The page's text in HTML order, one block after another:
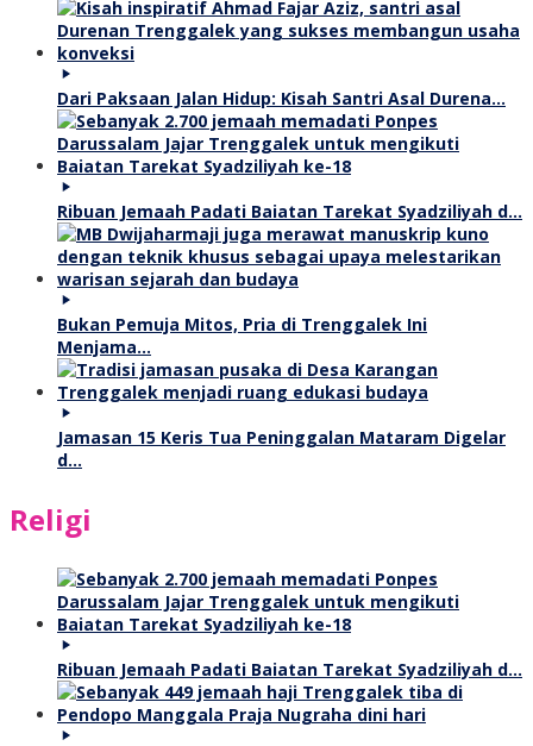
Dari Paksaan Jalan Hidup: Kisah Santri Asal Durena…
Ribuan Jemaah Padati Baiatan Tarekat Syadziliyah d…
Bukan Pemuja Mitos, Pria di Trenggalek Ini
Menjama…
Jamasan 15 Keris Tua Peninggalan Mataram Digelar
d…
Religi
Ribuan Jemaah Padati Baiatan Tarekat Syadziliyah d…